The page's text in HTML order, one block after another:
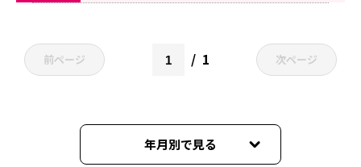
前ページ 1 次ページ
年月別で見る